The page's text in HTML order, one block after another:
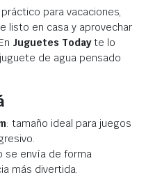
para vacaciones,
listo en casa y aprovechar
Juguetes Todayte lo
de agua pensado
: tamaño ideal para juegos
se envía de forma
más divertida.